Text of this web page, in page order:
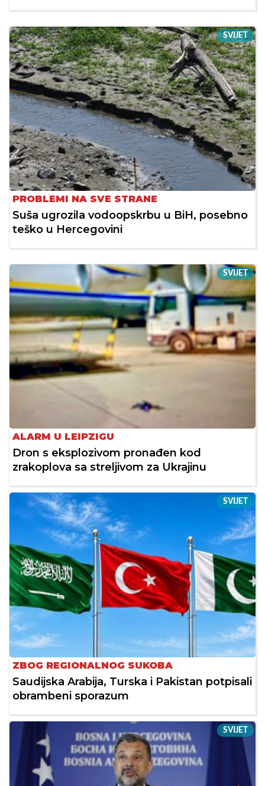
SVIJET
PROBLEMI NA SVE STRANE
Suša ugrozila vodoopskrbu u BiH, posebno
teško u Hercegovini
SVIJET
ALARM U LEIPZIGU
Dron s eksplozivom pronađen kod
zrakoplova sa streljivom za Ukrajinu
SVIJET
ZBOG REGIONALNOG SUKOBA
Saudijska Arabija, Turska i Pakistan potpisali
obrambeni sporazum
SVIJET